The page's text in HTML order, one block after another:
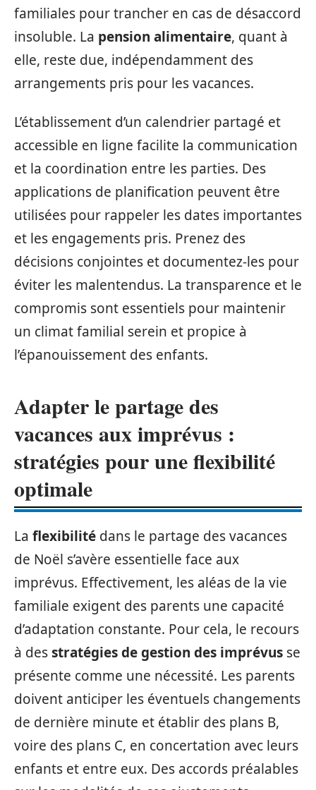
familiales pour trancher en cas de désaccord
insoluble. La pension alimentaire, quant à
elle, reste due, indépendamment des
arrangements pris pour les vacances.
L’établissement d’un calendrier partagé et
accessible en ligne facilite la communication
et la coordination entre les parties. Des
applications de planification peuvent être
utilisées pour rappeler les dates importantes
et les engagements pris. Prenez des
décisions conjointes et documentez-les pour
éviter les malentendus. La transparence et le
compromis sont essentiels pour maintenir
un climat familial serein et propice à
l’épanouissement des enfants.
Adapter le partage des
vacances aux imprévus :
stratégies pour une flexibilité
optimale
La flexibilité dans le partage des vacances
de Noël s’avère essentielle face aux
imprévus. Effectivement, les aléas de la vie
familiale exigent des parents une capacité
d’adaptation constante. Pour cela, le recours
à desstratégies de gestion des imprévus se
présente comme une nécessité. Les parents
doivent anticiper les éventuels changements
de dernière minute et établir des plans B,
voire des plans C, en concertation avec leurs
enfants et entre eux. Des accords préalables